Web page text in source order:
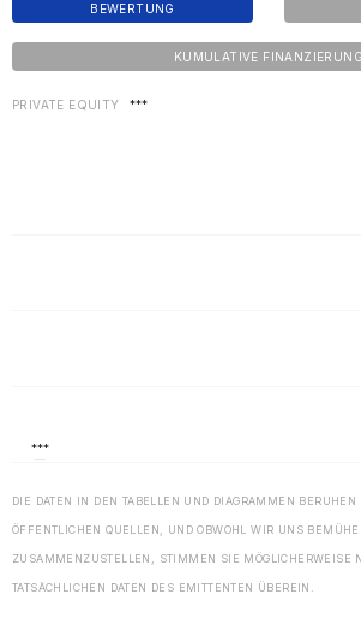
BEWERTUNG
KUMULATIVE FINANZIERUNG
PRIVATE EQUITY ***
DIE DATEN IN DEN TABELLEN UND DIAGRAMMEN BERUHEN
ÖFFENTLICHEN QUELLEN, UND OBWOHL WIR UNS
ZUSAMMENZUSTELLEN, STIMMEN SIE MÖGLICHERWEISE
TATSÄCHLICHEN DATEN DES EMITTENTEN ÜBEREIN.